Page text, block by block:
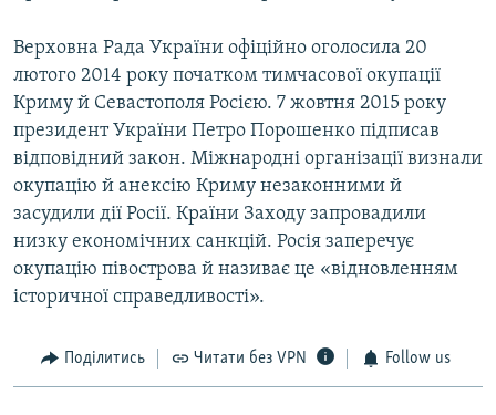
Верховна Рада України офіційно оголосила 20
лютого 2014 року початком тимчасової окупації
Криму й Севастополя Росією. 7 жовтня 2015 року
президент України Петро Порошенко підписав
відповідний закон. Міжнародні організації визнали
окупацію й анексію Криму незаконними й
засудили дії Росії. Країни Заходу запровадили
низку економічних санкцій. Росія заперечує
окупацію півострова й називає це «відновленням
історичної справедливості».
Поділитись Читати без VPN Follow us